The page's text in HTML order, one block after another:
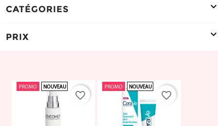
CATÉGORIES
PRIX
PROMO NOUVEAU
favorite_border
PROMO NOUVEAU
favorite_border